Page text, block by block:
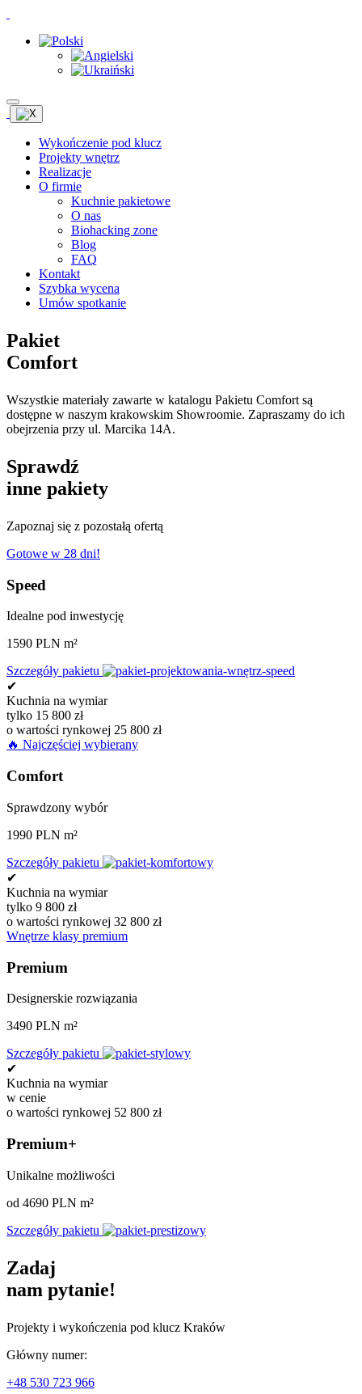
Wykończenie pod klucz
Projekty wnętrz
Realizacje
O firmie
Kuchnie pakietowe
O nas
Biohacking zone
Blog
FAQ
Kontakt
Szybka wycena
Umów spotkanie
Pakiet
Comfort
Wszystkie materiały zawarte w katalogu Pakietu Comfort są
dostępne w naszym krakowskim Showroomie. Zapraszamy do ich
obejrzenia przy ul. Marcika 14A.
Sprawdź
inne pakiety
Zapoznaj się z pozostałą ofertą
Gotowe w 28 dni!
Speed
Idealne pod inwestycję
1590 PLN m²
Szczegóły pakietu
✔
Kuchnia na wymiar
tylko 15 800 zł
o wartości rynkowej 25 800 zł
🔥 Najczęściej wybierany
Comfort
Sprawdzony wybór
1990 PLN m²
Szczegóły pakietu
✔
Kuchnia na wymiar
tylko 9 800 zł
o wartości rynkowej 32 800 zł
Wnętrze klasy premium
Premium
Designerskie rozwiązania
3490 PLN m²
Szczegóły pakietu
✔
Kuchnia na wymiar
w cenie
o wartości rynkowej 52 800 zł
Premium+
Unikalne możliwości
od 4690 PLN m²
Szczegóły pakietu
Zadaj
nam pytanie!
Projekty i wykończenia pod klucz Kraków
Główny numer:
+48 530 723 966